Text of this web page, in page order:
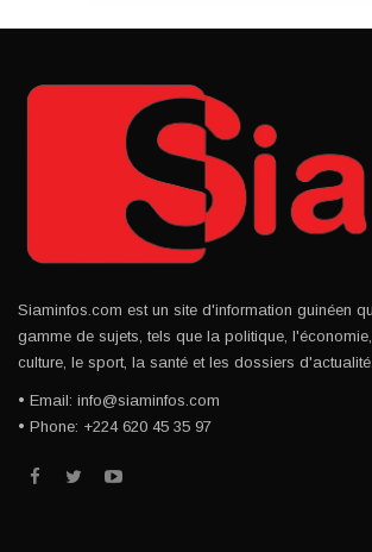
Siaminfos.com est un site d'information guinéen
gamme de sujets, tels que la politique,
culture, le sport, la santé et les dossiers d'actualité.
• Email: info@siaminfos.com
• Phone: +224 620 45 35 97